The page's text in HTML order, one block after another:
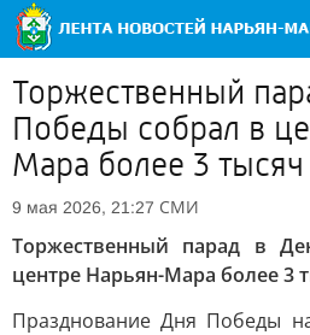
Торжественный
Победы собрал в
Мара более 3 тысяч
9 мая 2026, 21:27 СМИ
Торжественный парад в
центре Нарьян-Мара более 3
Празднование Дня Победы